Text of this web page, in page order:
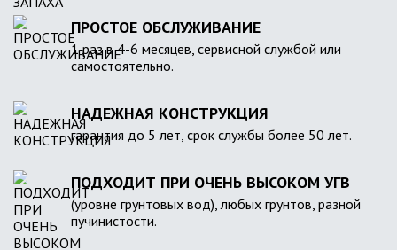
ПРОСТОЕ ОБСЛУЖИВАНИЕ
1 раз в 4-6 месяцев, сервисной службой или
самостоятельно.
НАДЕЖНАЯ КОНСТРУКЦИЯ
гарантия до 5 лет, срок службы более 50 лет.
ПОДХОДИТ ПРИ ОЧЕНЬ ВЫСОКОМ УГВ
(уровне грунтовых вод), любых грунтов, разной
пучинистости.